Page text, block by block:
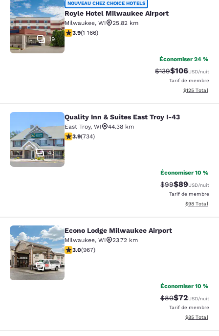
Royle Hotel Milwaukee Airport
19
NOUVEAU CHEZ CHOICE HOTELS
Royle Hotel Milwaukee Airport
Milwaukee, WI
25.82 km
3.85 étoiles. Bien. 1166 commentaires
3.9(1 166)
Économiser 24 %
Tarif barré :
$139Tarif réduit :
$106USD/nuit
Tarif de membre
Afficher les
$125 Total
Quality Inn & Suites East Troy I-43
43
Quality Inn & Suites East Troy I-43
East Troy, WI
44.38 km
3.92 étoiles. Bien. 734 commentaires
3.9(734)
Économiser 10 %
Tarif barré :
$99Tarif réduit :
$89USD/nuit
Tarif de membre
Afficher les
$98 Total
Econo Lodge Milwaukee Airport
25
Econo Lodge Milwaukee Airport
Milwaukee, WI
23.72 km
2.95 étoiles. Moyen. 967 commentaires
3.0(967)
Économiser 10 %
Tarif barré :
$80Tarif réduit :
$72USD/nuit
Tarif de membre
Afficher les
$85 Total